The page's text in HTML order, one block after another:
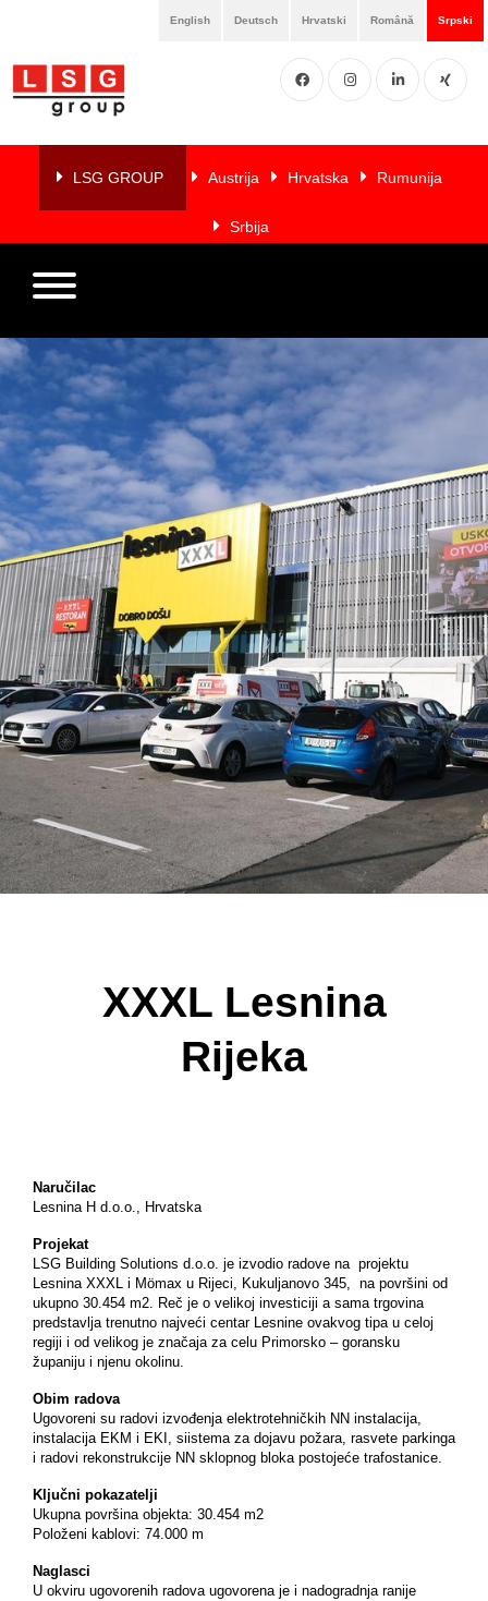
Home
O
nama
Usluge
Reference
LSG
NEWS
Karijera
Kontakt
Investitora
English Deutsch Hrvatski Română Srpski
FacebookInstgramLinkedINXING
LSG GROUP Austrija Hrvatska Rumunija
Srbija
XXXL Lesnina
Rijeka
Naručilac
Lesnina H d.o.o., Hrvatska
Projekat
LSG Building Solutions d.o.o. je izvodio radove na projektu
Lesnina XXXL i Mömax u Rijeci, Kukuljanovo 345, na površini od
ukupno 30.454 m2. Reč je o velikoj investiciji a sama trgovina
predstavlja trenutno najveći centar Lesnine ovakvog tipa u celoj
regiji i od velikog je značaja za celu Primorsko – goransku
županiju i njenu okolinu.
Obim radova
Ugovoreni su radovi izvođenja elektrotehničkih NN instalacija,
instalacija EKM i EKI, siistema za dojavu požara, rasvete parkinga
i radovi rekonstrukcije NN sklopnog bloka postojeće trafostanice.
Ključni pokazatelji
Ukupna površina objekta: 30.454 m2
Položeni kablovi: 74.000 m
Naglasci
U okviru ugovorenih radova ugovorena je i nadogradnja ranije